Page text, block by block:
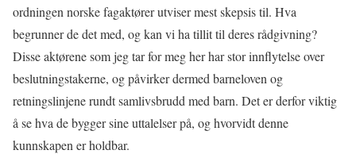
ordningen norske fagaktører utviser mest skepsis til. Hva
begrunner de det med, og kan vi ha tillit til deres rådgivning?
Disse aktørene som jeg tar for meg her har stor innflytelse over
beslutningstakerne, og påvirker dermed barneloven og
retningslinjene rundt samlivsbrudd med barn. Det er derfor viktig
å se hva de bygger sine uttalelser på, og hvorvidt denne
kunnskapen er holdbar.